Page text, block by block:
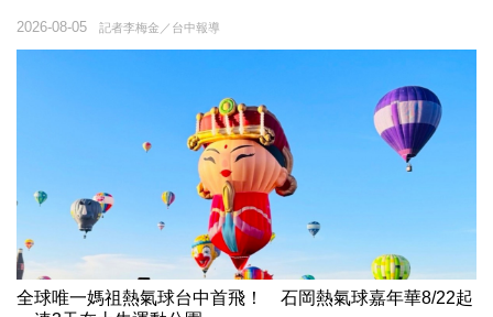
記者李梅金／台中報導
2026-08-05
全球唯一媽祖熱氣球台中首飛！ 石岡熱氣球嘉年華8/22起